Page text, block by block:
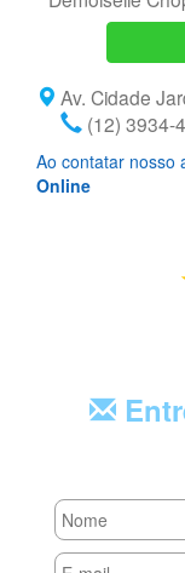
Av. Cidade
(12) 3934-
Ao contatar nosso
Online